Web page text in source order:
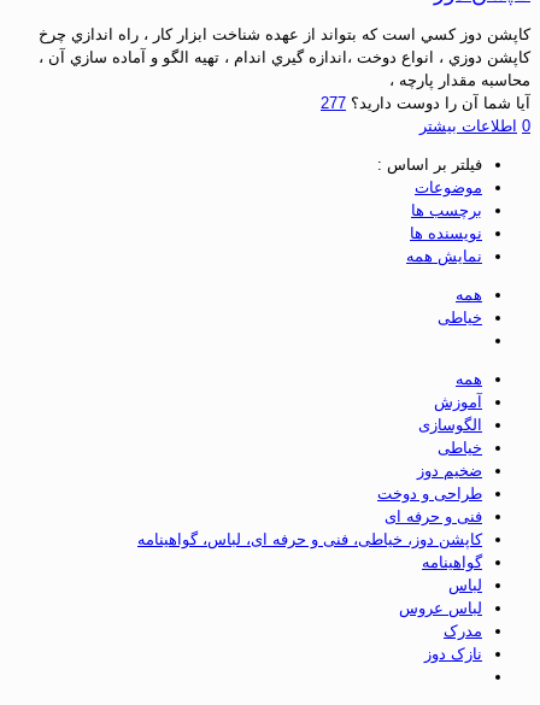
كاپشن دوز كسي است كه بتواند از عهده شناخت ابزار كار ، راه اندازي چرخ
كاپشن دوزي ، انواع دوخت ،اندازه گيري اندام ، تهيه الگو و آماده سازي آن ،
محاسبه مقدار پارچه ،
آیا شما آن را دوست دارید؟ 277
0 اطلاعات بیشتر
فیلتر بر اساس :
موضوعات
برچسب ها
نویسنده ها
نمایش همه
همه
خیاطی
همه
آموزش
الگوسازی
خیاطی
ضخیم دوز
طراحی و دوخت
فنی و حرفه ای
کاپشن دوز، خیاطی، فنی و حرفه ای، لباس، گواهینامه
گواهینامه
لباس
لباس عروس
مدرک
نازک دوز